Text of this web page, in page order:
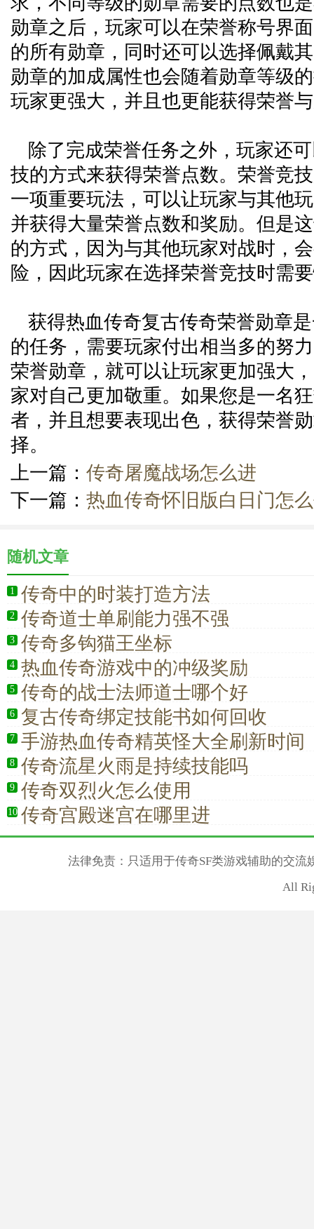
勋章之后，玩家可以在荣誉称号界
的所有勋章，同时还可以选择佩戴
勋章的加成属性也会随着勋章等级
玩家更强大，并且也更能获得荣誉
除了完成荣誉任务之外，玩家还
技的方式来获得荣誉点数。荣誉竞
一项重要玩法，可以让玩家与其他
并获得大量荣誉点数和奖励。但是
的方式，因为与其他玩家对战时，
险，因此玩家在选择荣誉竞技时需
获得热血传奇复古传奇荣誉勋章
的任务，需要玩家付出相当多的努
荣誉勋章，就可以让玩家更加强大
家对自己更加敬重。如果您是一名
者，并且想要表现出色，获得荣誉
择。
上一篇： 传奇屠魔战场怎么进
下一篇： 热血传奇怀旧版白日门怎
随机文章
1 传奇中的时装打造方法
2 传奇道士单刷能力强不强
3 传奇多钩猫王坐标
4 热血传奇游戏中的冲级奖励
5 传奇的战士法师道士哪个好
6 复古传奇绑定技能书如何回收
7 手游热血传奇精英怪大全刷新时间
8 传奇流星火雨是持续技能吗
9 传奇双烈火怎么使用
10 传奇宫殿迷宫在哪里进
法律免责：只适用于传奇SF类游戏辅助的交
All